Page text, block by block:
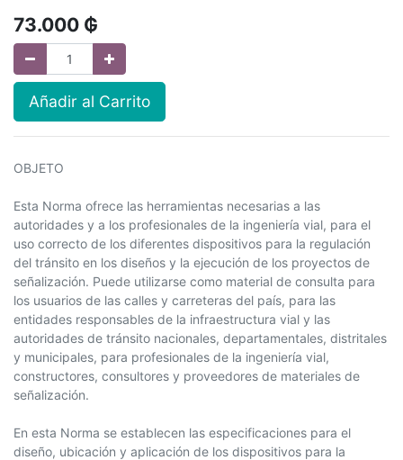
73.000 ₲
Añadir al Carrito
OBJETO
Esta Norma ofrece las herramientas necesarias a las
autoridades y a los profesionales de la ingeniería vial, para el
uso correcto de los diferentes dispositivos para la regulación
del tránsito en los diseños y la ejecución de los proyectos de
señalización. Puede utilizarse como material de consulta para
los usuarios de las calles y carreteras del país, para las
entidades responsables de la infraestructura vial y las
autoridades de tránsito nacionales, departamentales, distritales
y municipales, para profesionales de la ingeniería vial,
constructores, consultores y proveedores de materiales de
señalización.
En esta Norma se establecen las especificaciones para el
diseño, ubicación y aplicación de los dispositivos para la